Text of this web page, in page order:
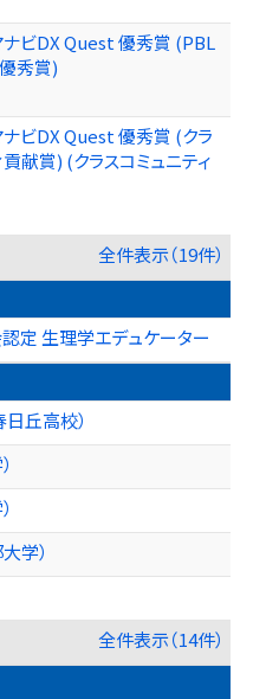
ビDX Quest 優秀賞 (PBL
秀賞)
ビDX Quest 優秀賞 (クラ
献賞) (クラスコミュニティ
全件表示（19件）
定 生理学エデュケーター
日丘高校）
学）
全件表示（14件）